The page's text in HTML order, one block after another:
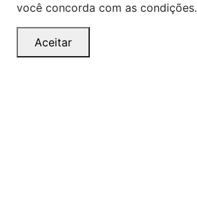
você concorda com as condições.
Aceitar